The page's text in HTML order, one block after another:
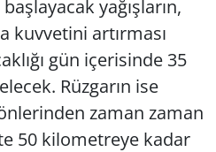
yağışların,
kuvvetini artırması
gün içerisinde 35
Rüzgarın ise
zaman zaman
50 kilometreye kadar